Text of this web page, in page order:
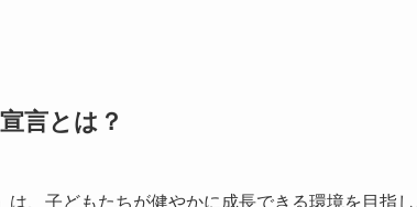
言とは？
は、子どもたちが健やかに成長できる環境を目指